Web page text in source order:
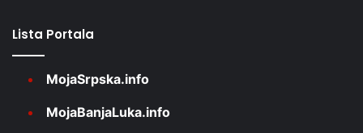
Lista Portala
MojaSrpska.info
MojaBanjaLuka.info